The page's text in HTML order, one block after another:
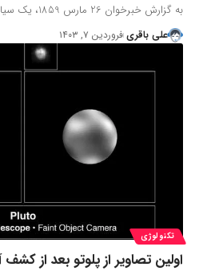
به گزارش خبرخوان 26 مارس 1859، یک سیاره تازه توسط «ادموند لسکاربو»،…
علی باقری فروردین ۷, ۱۴۰۳
تکنولوژی
اولین تصاویر از پلوتو بعد از